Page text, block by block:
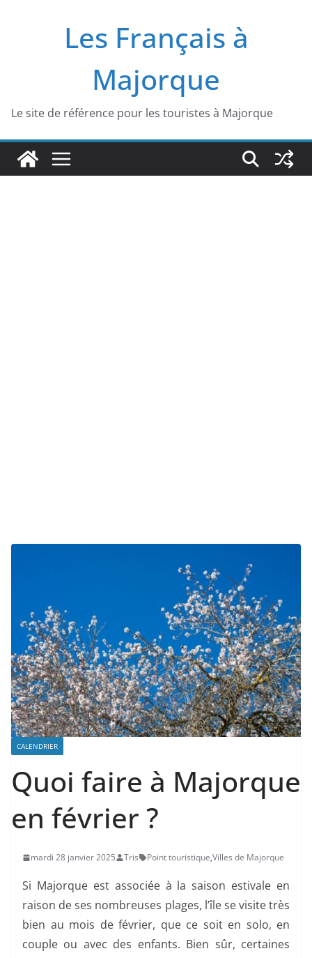
Les Français à
Majorque
Le site de référence pour les touristes à Majorque
CALENDRIER
Quoi faire à Majorque
en février ?
mardi 28 janvier 2025 Tris Point touristique,Villes de Majorque
Si Majorque est associée à la saison estivale en
raison de ses nombreuses plages, l’île se visite très
bien au mois de février, que ce soit en solo, en
couple ou avec des enfants. Bien sûr, certaines